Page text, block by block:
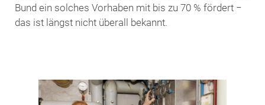
Bund ein solches Vorhaben mit bis zu 70 % fördert −
das ist längst nicht überall bekannt.